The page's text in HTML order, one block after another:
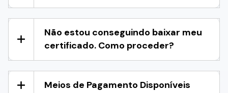
Não estou conseguindo baixar meu
certificado. Como proceder?
Meios de Pagamento Disponíveis